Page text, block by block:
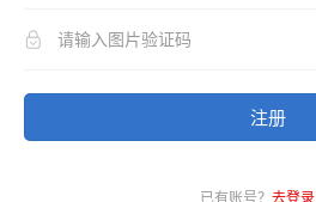
注册
已有账号？ 去登录